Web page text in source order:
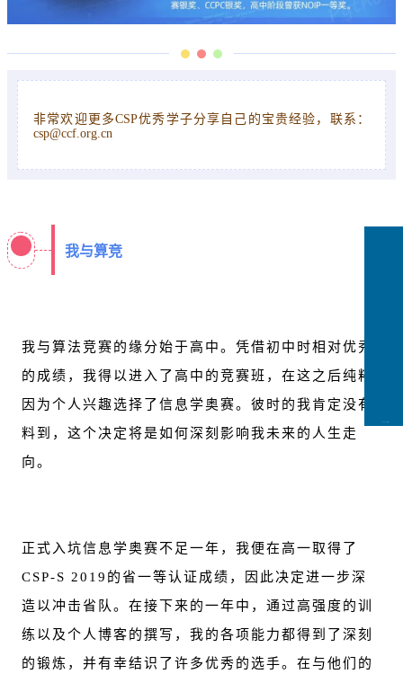
非常欢迎更多CSP优秀学子分享自己的宝贵经验，联系：
csp@ccf.org.cn
我与算竞
我与算法竞赛的缘分始于高中。凭借初中时相对优秀
的成绩，我得以进入了高中的竞赛班，在这之后纯粹
因为个人兴趣选择了信息学奥赛。彼时的我肯定没有
料到，这个决定将是如何深刻影响我未来的人生走
向。
正式入坑信息学奥赛不足一年，我便在高一取得了
CSP-S 2019的省一等认证成绩，因此决定进一步深
造以冲击省队。在接下来的一年中，通过高强度的训
练以及个人博客的撰写，我的各项能力都得到了深刻
的锻炼，并有幸结识了许多优秀的选手。在与他们的